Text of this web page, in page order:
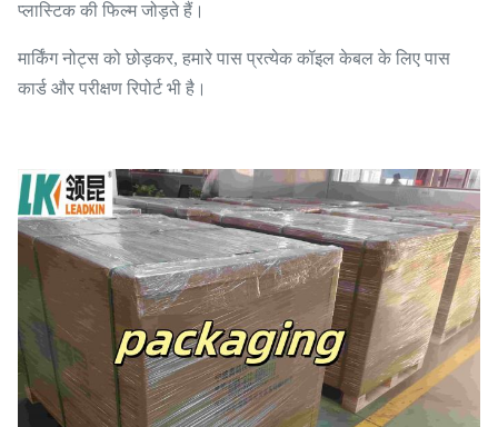
प्लास्टिक की फिल्म जोड़ते हैं।
मार्किंग नोट्स को छोड़कर, हमारे पास प्रत्येक कॉइल केबल के लिए पास
कार्ड और परीक्षण रिपोर्ट भी है।